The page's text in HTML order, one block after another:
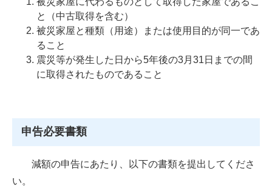
と（中古取得を含む）
被災家屋と種類（用途）または使用目的が同一であ
ること
震災等が発生した日から5年後の3月31日までの間
に取得されたものであること
申告必要書類
減額の申告にあたり、以下の書類を提出してくださ
い。